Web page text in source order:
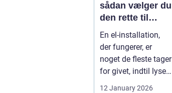
sådan vælger du
den rette til
opgaven
En el-installation,
der fungerer, er
noget de fleste tager
for givet, indtil lyset
pludselig går, el...
12 January 2026